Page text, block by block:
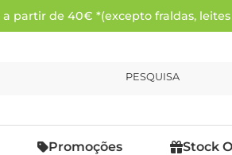
partir de 40€ *(excepto fraldas,
PESQUISA
Promoções Stock